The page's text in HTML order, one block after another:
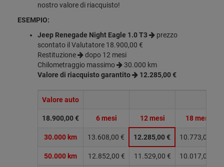
nostro valore di riacquisto!
ESEMPIO:
Jeep Renegade Night Eagle 1.0 T3
prezzo
scontato il Valutatore 18.900,00 €
Restituzione
dopo 12 mesi
Chilometraggio massimo
30.000 km
Valore di riacquisto garantito
12.285,00 €
Valore auto
18.900,00 € 6 mesi 12 mesi 18 mesi
30.000 km 13.608,00 € 12.285,00 € 10.773,00 €
50.000 km 12.852,00 € 11.529,00 € 10.017,00 €